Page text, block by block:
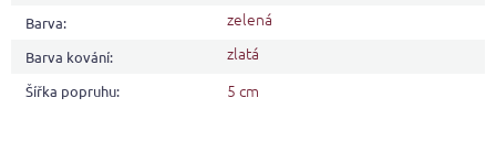
Barva: zelená
Barva kování: zlatá
Šířka popruhu: 5 cm